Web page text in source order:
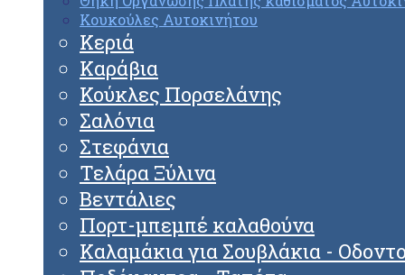
Κουκούλες Αυτοκινήτου
Κεριά
Καράβια
Κούκλες Πορσελάνης
Σαλόνια
Στεφάνια
Τελάρα Ξύλινα
Βεντάλιες
Πορτ-μπεμπέ καλαθούνα
Καλαμάκια για Σουβλάκια -